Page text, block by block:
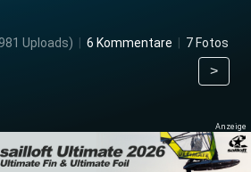
Uploads) 6 Kommentare 7 Fotos
>